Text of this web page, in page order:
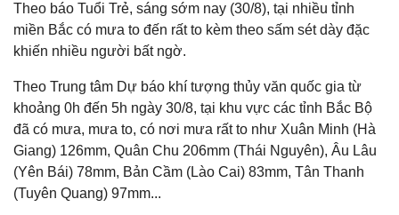
Theo báo Tuổi Trẻ, sáng sớm nay (30/8), tại nhiều tỉnh
miền Bắc có mưa to đến rất to kèm theo sấm sét dày đặc
khiến nhiều người bất ngờ.
Theo Trung tâm Dự báo khí tượng thủy văn quốc gia từ
khoảng 0h đến 5h ngày 30/8, tại khu vực các tỉnh Bắc Bộ
đã có mưa, mưa to, có nơi mưa rất to như Xuân Minh (Hà
Giang) 126mm, Quân Chu 206mm (Thái Nguyên), Âu Lâu
(Yên Bái) 78mm, Bản Cầm (Lào Cai) 83mm, Tân Thanh
(Tuyên Quang) 97mm...